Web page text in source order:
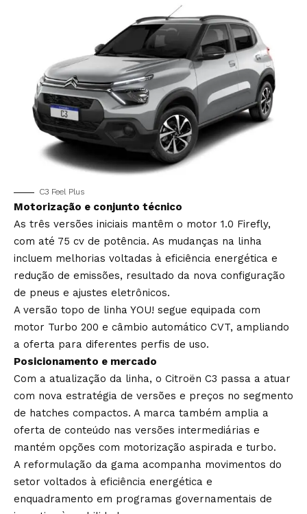
C3 Feel Plus
Motorização e conjunto técnico
As três versões iniciais mantêm o motor 1.0 Firefly,
com até 75 cv de potência. As mudanças na linha
incluem melhorias voltadas à eficiência energética e
redução de emissões, resultado da nova configuração
de pneus e ajustes eletrônicos.
A versão topo de linha YOU! segue equipada com
motor Turbo 200 e câmbio automático CVT, ampliando
a oferta para diferentes perfis de uso.
Posicionamento e mercado
Com a atualização da linha, o Citroën C3 passa a atuar
com nova estratégia de versões e preços no segmento
de hatches compactos. A marca também amplia a
oferta de conteúdo nas versões intermediárias e
mantém opções com motorização aspirada e turbo.
A reformulação da gama acompanha movimentos do
setor voltados à eficiência energética e
enquadramento em programas governamentais de